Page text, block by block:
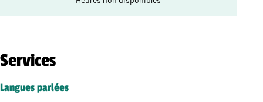
Services
Langues parlées